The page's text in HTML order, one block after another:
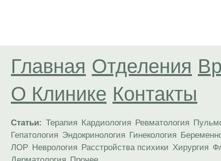
Главная Отделения
О Клинике Контакты
Статьи: Терапия Кардиология Ревматология
Гепатология Эндокринология Гинекология
ЛОР Неврология Расстройства психики Хирургия